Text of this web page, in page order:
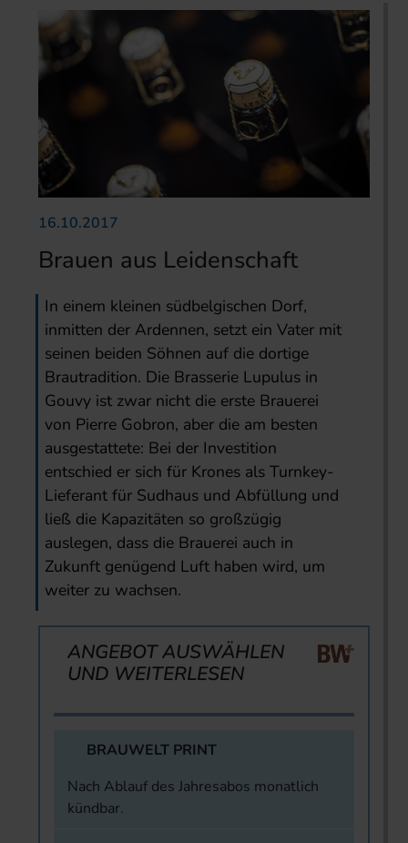
16.10.2017
Brauen aus Leidenschaft
In einem kleinen südbelgischen Dorf,
inmitten der Ardennen, setzt ein Vater mit
seinen beiden Söhnen auf die dortige
Brautradition. Die Brasserie Lupulus in
Gouvy ist zwar nicht die erste Brauerei
von Pierre Gobron, aber die am besten
ausgestattete: Bei der Investition
entschied er sich für Krones als Turnkey-
Lieferant für Sudhaus und Abfüllung und
ließ die Kapazitäten so großzügig
auslegen, dass die Brauerei auch in
Zukunft genügend Luft haben wird, um
weiter zu wachsen.
ANGEBOT AUSWÄHLEN
UND WEITERLESEN
BRAUWELT PRINT
Nach Ablauf des Jahresabos monatlich
kündbar.